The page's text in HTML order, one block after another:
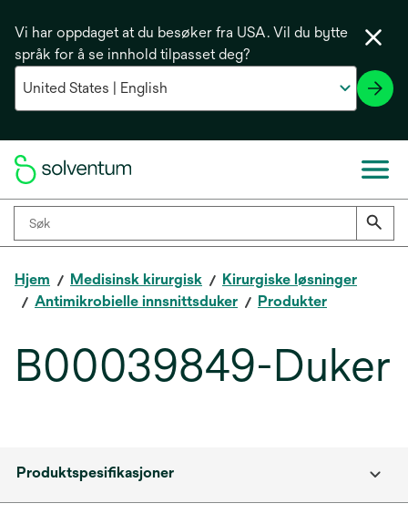
Vi har oppdaget at du besøker fra USA. Vil du bytte
språk for å se innhold tilpasset deg?
Hjem Medisinsk kirurgisk
Kirurgiske løsninger
Antimikrobielle innsnittsduker
Produkter
B00039849-Duker
Produktspesifikasjoner